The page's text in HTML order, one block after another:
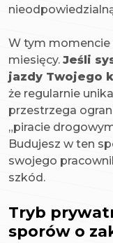
W tym momencie
miesięcy. Jeśli
jazdy Twojego
że regularnie
przestrzega
„piracie
Budujesz w ten
swojego
szkód.
Tryb
sporów o